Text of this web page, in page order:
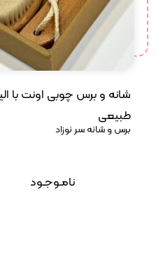
شانه و برس چوبی اونت با
طبیعی
برس و شانه سر نوزاد
نامـوجـود